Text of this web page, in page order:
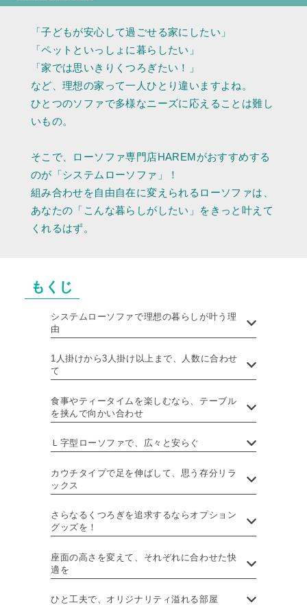
「子どもが安心して過ごせる家にしたい」
「ペットといっしょに暮らしたい」
「家では思いきりくつろぎたい！」
など、理想の家って一人ひとり違いますよね。
ひとつのソファで多様なニーズに応えることは難し
いもの。
そこで、ローソファ専門店HAREMがおすすめする
のが「システムローソファ」！
組み合わせを自由自在に変えられるローソファは、
あなたの「こんな暮らしがしたい」をきっと叶えて
くれるはず。
もくじ
システムローソファで理想の暮らしが叶う理
由
1人掛けから3人掛け以上まで、人数に合わせ
て
食事やティータイムを楽しむなら、テーブル
を挟んで向かい合わせ
Ｌ字型ローソファで、広々と安らぐ
カウチタイプで足を伸ばして、思う存分リラ
ックス
さらなるくつろぎを追求するならオプション
グッズを！
座面の高さを変えて、それぞれに合わせた快
適を
ひと工夫で、オリジナリティ溢れる部屋